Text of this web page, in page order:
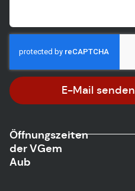
E-Mail senden
Öffnungszeiten
der VGem
Aub